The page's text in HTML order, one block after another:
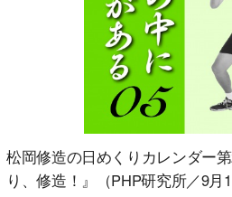
松岡修造の日めくりカレンダー
り、修造！』（PHP研究所／9月